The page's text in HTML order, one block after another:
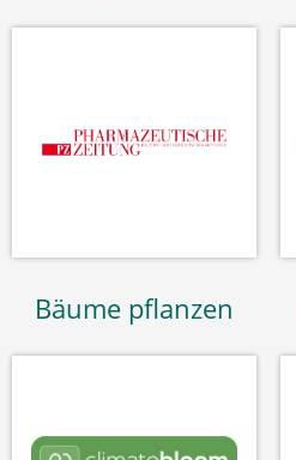
Bäume pflanzen